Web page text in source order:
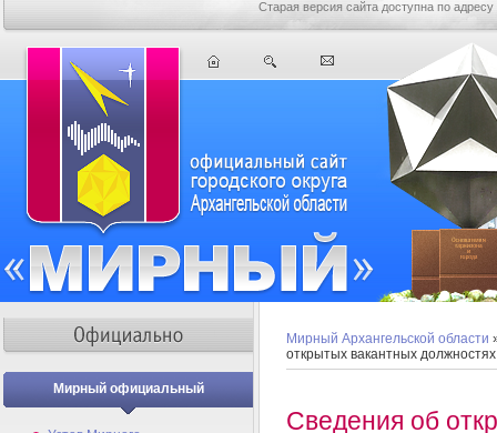
Старая версия сайта доступна по адресу
Мирный официальный
Мирный Архангельской области
открытых вакантных
Сведения об